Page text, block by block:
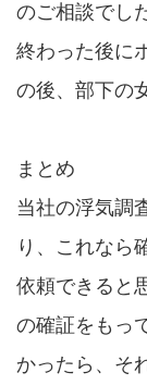
のご相談でし
終わった後に
の後、部下の
まとめ
当社の浮気調
り、これなら
依頼できると
の確証をもっ
かったら、そ